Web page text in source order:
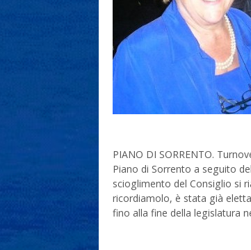
PIANO DI SORRENTO.
Piano di Sorrento a seguito
scioglimento del Consiglio si
ricordiamolo, è stata già
fino alla fine della legislatura